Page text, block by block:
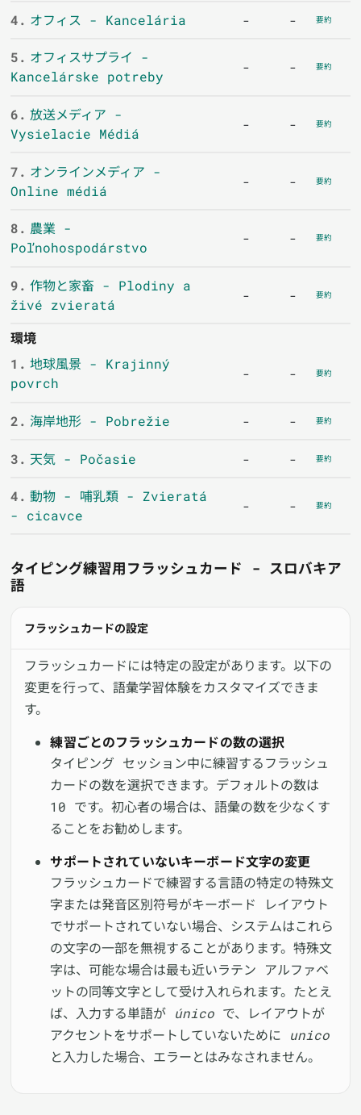
4. オフィス - Kancelária - - 要約
5. オフィスサプライ -
Kancelárske potreby
- - 要約
6. 放送メディア -
Vysielacie Médiá
- - 要約
7. オンラインメディア -
Online médiá
- - 要約
8. 農業 -
Poľnohospodárstvo
- - 要約
9. 作物と家畜 - Plodiny a
živé zvieratá
- - 要約
環境
1. 地球風景 - Krajinný
povrch
- - 要約
2. 海岸地形 - Pobrežie - - 要約
3. 天気 - Počasie - - 要約
4. 動物 - 哺乳類 - Zvieratá
- cicavce
- - 要約
タイピング練習用フラッシュカード - スロバキア
語
フラッシュカードの設定
フラッシュカードには特定の設定があります。以下の
変更を行って、語彙学習体験をカスタマイズできま
す。
練習ごとのフラッシュカードの数の選択
タイピング セッション中に練習するフラッシュ
カードの数を選択できます。デフォルトの数は
10 です。初心者の場合は、語彙の数を少なくす
ることをお勧めします。
サポートされていないキーボード文字の変更
フラッシュカードで練習する言語の特定の特殊文
字または発音区別符号がキーボード レイアウト
でサポートされていない場合、システムはこれら
の文字の一部を無視することがあります。特殊文
字は、可能な場合は最も近いラテン アルファベ
ットの同等文字として受け入れられます。たとえ
ば、入力する単語が único で、レイアウトが
アクセントをサポートしていないために unico
と入力した場合、エラーとはみなされません。